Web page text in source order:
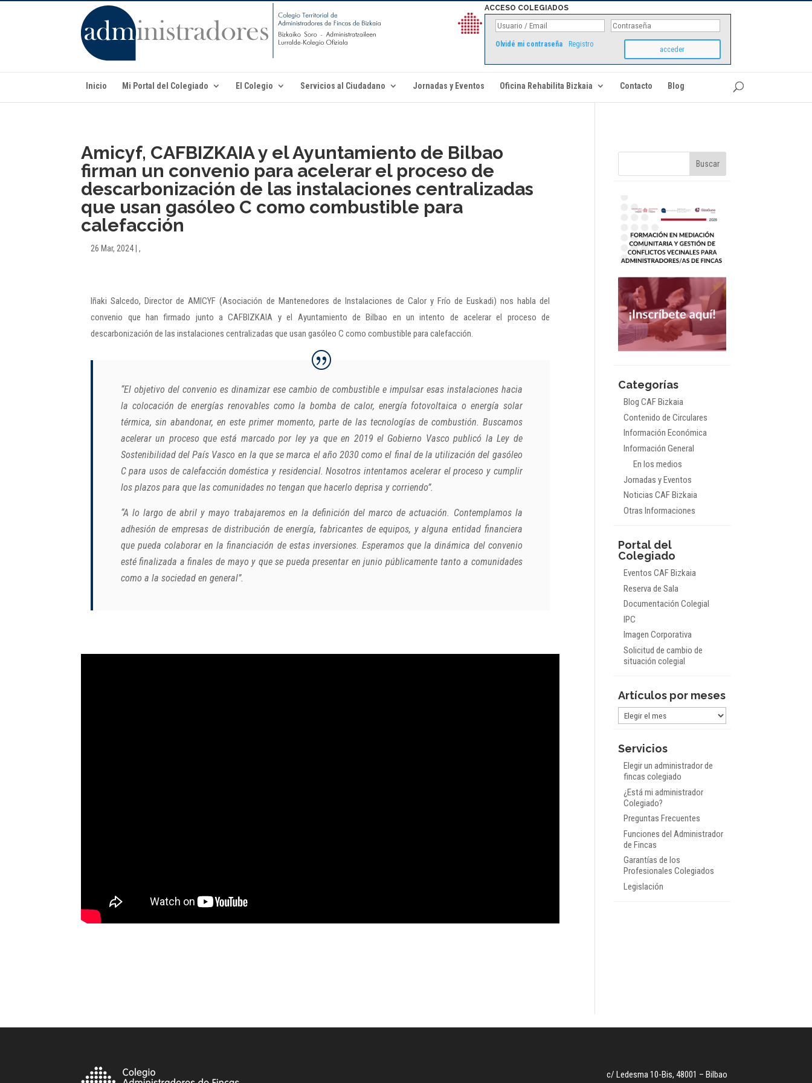
ACCESO COLEGIADOS
Olvidé mi contraseña Registro
Inicio Mi Portal del Colegiado El Colegio Servicios al Ciudadano Jornadas y Eventos Oficina Rehabilita Bizkaia Contacto Blog
Amicyf, CAFBIZKAIA y el Ayuntamiento de Bilbao
firman un convenio para acelerar el proceso de
descarbonización de las instalaciones centralizadas
que usan gasóleo C como combustible para
calefacción
26 Mar, 2024 |,
Iñaki Salcedo, Director de AMICYF (Asociación de Mantenedores de Instalaciones de Calor y Frío de Euskadi) nos habla del
convenio que han firmado junto a CAFBIZKAIA y el Ayuntamiento de Bilbao en un intento de acelerar el proceso de
descarbonización de las instalaciones centralizadas que usan gasóleo C como combustible para calefacción.
“El objetivo del convenio es dinamizar ese cambio de combustible e impulsar esas instalaciones hacia
la colocación de energías renovables como la bomba de calor, energía fotovoltaica o energía solar
térmica, sin abandonar, en este primer momento, parte de las tecnologías de combustión. Buscamos
acelerar un proceso que está marcado por ley ya que en 2019 el Gobierno Vasco publicó la Ley de
Sostenibilidad del País Vasco en la que se marca el año 2030 como el final de la utilización del gasóleo
C para usos de calefacción doméstica y residencial. Nosotros intentamos acelerar el proceso y cumplir
los plazos para que las comunidades no tengan que hacerlo deprisa y corriendo”.
“A lo largo de abril y mayo trabajaremos en la definición del marco de actuación. Contemplamos la
adhesión de empresas de distribución de energía, fabricantes de equipos, y alguna entidad financiera
que pueda colaborar en la financiación de estas inversiones. Esperamos que la dinámica del convenio
esté finalizada a finales de mayo y que se pueda presentar en junio públicamente tanto a comunidades
como a la sociedad en general”.
Categorías
Blog CAF Bizkaia
Contenido de Circulares
Información Económica
Información General
En los medios
Jornadas y Eventos
Noticias CAF Bizkaia
Otras Informaciones
Portal del
Colegiado
Eventos CAF Bizkaia
Reserva de Sala
Documentación Colegial
IPC
Imagen Corporativa
Solicitud de cambio de
situación colegial
Artículos por meses
Artículos
meses
Servicios
Elegir un administrador de
fincas colegiado
¿Está mi administrador
Colegiado?
Preguntas Frecuentes
Funciones del Administrador
de Fincas
Garantías de los
Profesionales Colegiados
Legislación
c/ Ledesma 10-Bis, 48001 – Bilbao